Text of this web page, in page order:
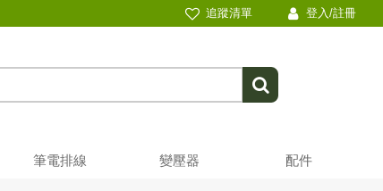
追蹤清單 登入/註冊
筆電排線 變壓器 配件